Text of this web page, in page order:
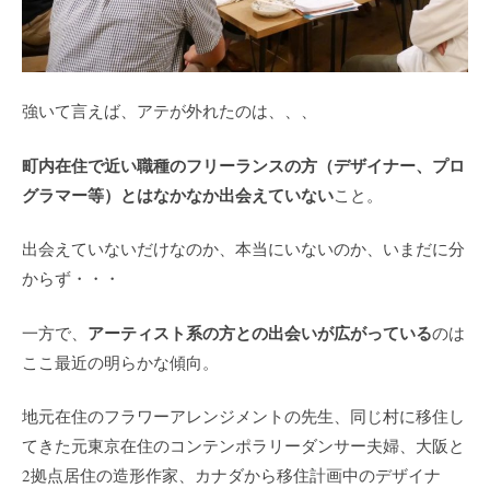
強いて言えば、アテが外れたのは、、、
町内在住で近い職種のフリーランスの方（デザイナー、プロ
グラマー等）とはなかなか出会えていないこと。
出会えていないだけなのか、本当にいないのか、いまだに分
からず・・・
一方で、 アーティスト系の方との出会いが広がっているのは
ここ最近の明らかな傾向。
地元在住のフラワーアレンジメントの先生、同じ村に移住し
てきた元東京在住のコンテンポラリーダンサー夫婦、大阪と
2拠点居住の造形作家、カナダから移住計画中のデザイナ